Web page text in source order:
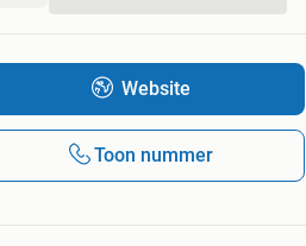
Website
Toon nummer